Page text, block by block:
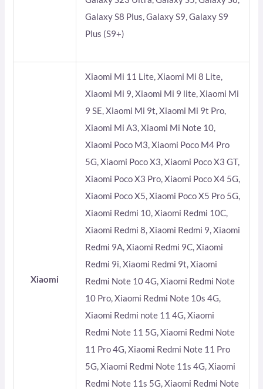
Galaxy S8 Plus, Galaxy S9, Galaxy S9
Plus (S9+)
Xiaomi
Xiaomi Mi 11 Lite, Xiaomi Mi 8 Lite,
Xiaomi Mi 9, Xiaomi Mi 9 lite, Xiaomi Mi
9 SE, Xiaomi Mi 9t, Xiaomi Mi 9t Pro,
Xiaomi Mi A3, Xiaomi Mi Note 10,
Xiaomi Poco M3, Xiaomi Poco M4 Pro
5G, Xiaomi Poco X3, Xiaomi Poco X3 GT,
Xiaomi Poco X3 Pro, Xiaomi Poco X4 5G,
Xiaomi Poco X5, Xiaomi Poco X5 Pro 5G,
Xiaomi Redmi 10, Xiaomi Redmi 10C,
Xiaomi Redmi 8, Xiaomi Redmi 9, Xiaomi
Redmi 9A, Xiaomi Redmi 9C, Xiaomi
Redmi 9i, Xiaomi Redmi 9t, Xiaomi
Redmi Note 10 4G, Xiaomi Redmi Note
10 Pro, Xiaomi Redmi Note 10s 4G,
Xiaomi Redmi note 11 4G, Xiaomi
Redmi Note 11 5G, Xiaomi Redmi Note
11 Pro 4G, Xiaomi Redmi Note 11 Pro
5G, Xiaomi Redmi Note 11s 4G, Xiaomi
Redmi Note 11s 5G, Xiaomi Redmi Note